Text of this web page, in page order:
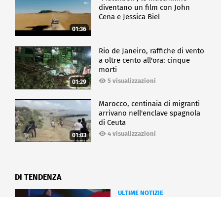
01:36
diventano un film con John
Cena e Jessica Biel
01:29
Rio de Janeiro, raffiche di vento
a oltre cento all'ora: cinque
morti
5 visualizzazioni
01:03
Marocco, centinaia di migranti
arrivano nell'enclave spagnola
di Ceuta
4 visualizzazioni
DI TENDENZA
ULTIME NOTIZIE